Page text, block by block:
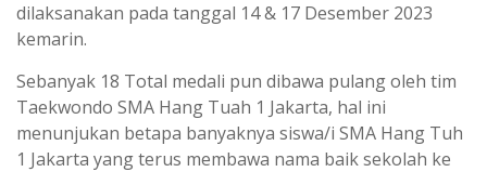
dilaksanakan pada tanggal 14 & 17 Desember 2023
kemarin.
Sebanyak 18 Total medali pun dibawa pulang oleh tim
Taekwondo SMA Hang Tuah 1 Jakarta, hal ini
menunjukan betapa banyaknya siswa/i SMA Hang Tuh
1 Jakarta yang terus membawa nama baik sekolah ke